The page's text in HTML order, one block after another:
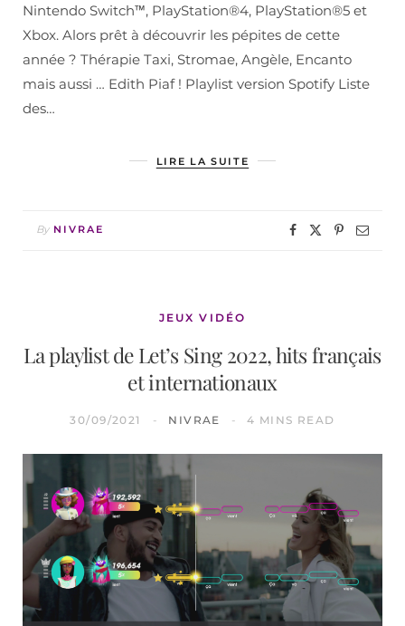
Nintendo Switch™, PlayStation®4, PlayStation®5 et
Xbox. Alors prêt à découvrir les pépites de cette
année ? Thérapie Taxi, Stromae, Angèle, Encanto
mais aussi … Edith Piaf ! Playlist version Spotify Liste
des…
LIRE LA SUITE
By NIVRAE
JEUX VIDÉO
La playlist de Let’s Sing 2022, hits français
et internationaux
30/09/2021 NIVRAE 4 MINS READ